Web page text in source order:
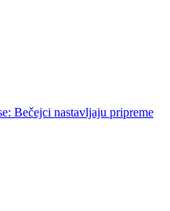
Bečejci nastavljaju pripreme